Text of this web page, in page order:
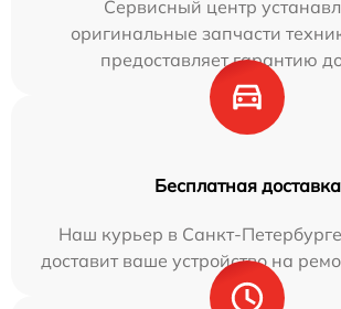
Сервисный центр
оригинальные запчасти
предоставляет гарантию
Бесплатная доставка
Наш курьер в Санкт-
доставит ваше устройство на